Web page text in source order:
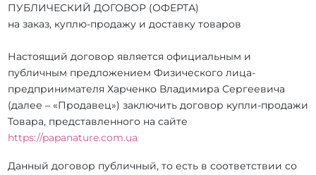
ПУБЛИЧЕСКИЙ ДОГОВОР (ОФЕРТА)
на заказ, куплю-продажу и доставку товаров
Настоящий договор является официальным и
публичным предложением Физического лица-
предпринимателя Харченко Владимира Сергеевича
(далее – «Продавец») заключить договор купли-продажи
Товара, представленного на сайте
https://papanature.com.ua
Данный договор публичный, то есть в соответствии со